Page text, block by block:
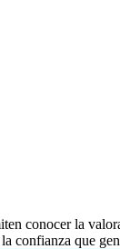
conocer la
confianza que